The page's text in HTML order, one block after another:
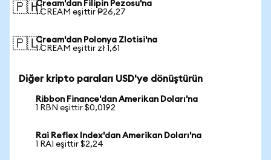
🇵🇭Cream'dan Filipin Pezosu'na
1 CREAM eşittir ₱26,27
🇵🇱Cream'dan Polonya Zlotisi'na
1 CREAM eşittir zł 1,61
Diğer kripto paraları USD'ye dönüştürün
Ribbon Finance'dan Amerikan Doları'na
1 RBN eşittir $0,0192
Rai Reflex Index'dan Amerikan Doları'na
1 RAI eşittir $2,24